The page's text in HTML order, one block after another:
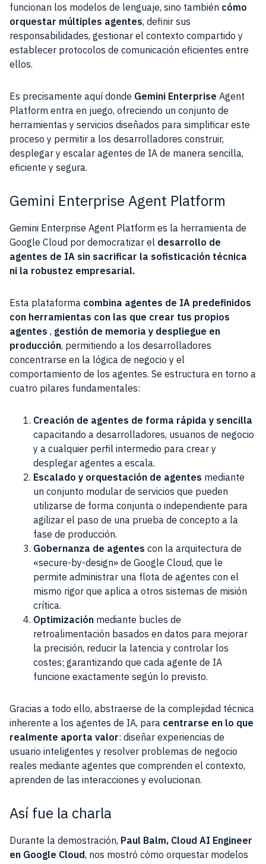
funcionan los modelos de lenguaje, sino también cómo
orquestar múltiples agentes, definir sus
responsabilidades, gestionar el contexto compartido y
establecer protocolos de comunicación eficientes entre
ellos.
Es precisamente aquí donde Gemini Enterprise Agent
Platform entra en juego, ofreciendo un conjunto de
herramientas y servicios diseñados para simplificar este
proceso y permitir a los desarrolladores construir,
desplegar y escalar agentes de IA de manera sencilla,
eficiente y segura.
Gemini Enterprise Agent Platform
Gemini Enterprise Agent Platform es la herramienta de
Google Cloud por democratizar el desarrollo de
agentes de IA sin sacrificar la sofisticación técnica
ni la robustez empresarial.
Esta plataforma combina agentes de IA predefinidos
con herramientas con las que crear tus propios
agentes , gestión de memoria y despliegue en
producción, permitiendo a los desarrolladores
concentrarse en la lógica de negocio y el
comportamiento de los agentes. Se estructura en torno a
cuatro pilares fundamentales:
Creación de agentes de forma rápida y sencilla
capacitando a desarrolladores, usuarios de negocio
y a cualquier perfil intermedio para crear y
desplegar agentes a escala.
Escalado y orquestación de agentes mediante
un conjunto modular de servicios que pueden
utilizarse de forma conjunta o independiente para
agilizar el paso de una prueba de concepto a la
fase de producción.
Gobernanza de agentes con la arquitectura de
«secure-by-design» de Google Cloud, que le
permite administrar una flota de agentes con el
mismo rigor que aplica a otros sistemas de misión
crítica.
Optimización mediante bucles de
retroalimentación basados en datos para mejorar
la precisión, reducir la latencia y controlar los
costes; garantizando que cada agente de IA
funcione exactamente según lo previsto.
Gracias a todo ello, abstraerse de la complejidad técnica
inherente a los agentes de IA, para centrarse en lo que
realmente aporta valor: diseñar experiencias de
usuario inteligentes y resolver problemas de negocio
reales mediante agentes que comprenden el contexto,
aprenden de las interacciones y evolucionan.
Así fue la charla
Durante la demostración, Paul Balm, Cloud AI Engineer
en Google Cloud, nos mostró cómo orquestar modelos